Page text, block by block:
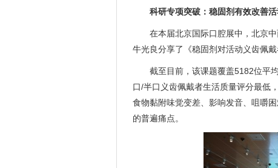
科研专项突破：稳固剂有效改善
在本届北京国际口腔展中，北京
牛光良分享了《稳固剂对活动义齿佩
截至目前，该课题覆盖5182位平
口/半口义齿佩戴者生活质量评分最低
食物黏附味觉变差、影响发音、咀嚼
的普遍痛点。